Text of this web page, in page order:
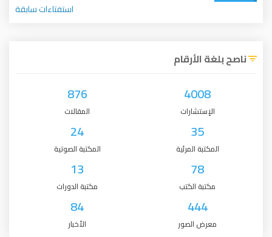
استفتاءات سابقة
ناصح بلغة الأرقام
4008
الإستشارات
876
المقالات
35
المكتبة المرئية
24
المكتبة الصوتية
78
مكتبة الكتب
13
مكتبة الدورات
444
معرض الصور
84
الأخبار